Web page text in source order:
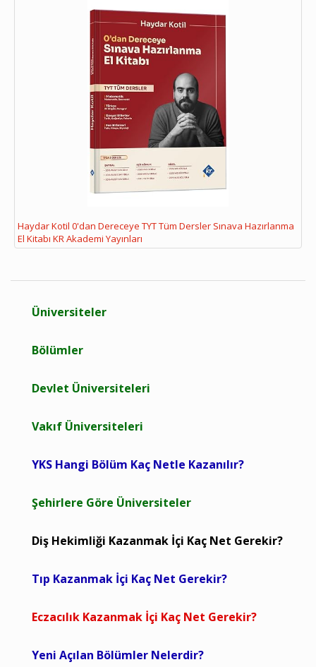
Haydar Kotil 0'dan Dereceye TYT Tüm Dersler Sınava Hazırlanma
El Kitabı KR Akademi Yayınları
Üniversiteler
Bölümler
Devlet Üniversiteleri
Vakıf Üniversiteleri
YKS Hangi Bölüm Kaç Netle Kazanılır?
Şehirlere Göre Üniversiteler
Diş Hekimliği Kazanmak İçi Kaç Net Gerekir?
Tıp Kazanmak İçi Kaç Net Gerekir?
Eczacılık Kazanmak İçi Kaç Net Gerekir?
Yeni Açılan Bölümler Nelerdir?